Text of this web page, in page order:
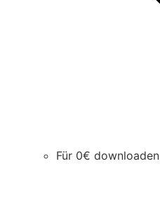
Für 0€ downloaden